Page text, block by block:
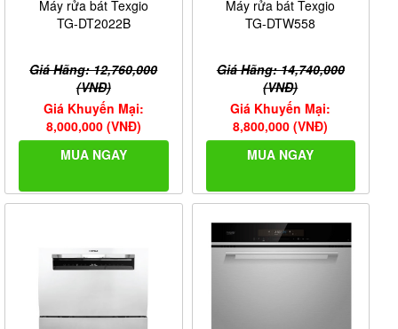
Máy rửa bát Texgio
TG-DT2022B
Giá Hãng: 12,760,000
(VNĐ)
Giá Khuyến Mại:
8,000,000 (VNĐ)
MUA NGAY
Máy rửa bát Texgio
TG-DTW558
Giá Hãng: 14,740,000
(VNĐ)
Giá Khuyến Mại:
8,800,000 (VNĐ)
MUA NGAY